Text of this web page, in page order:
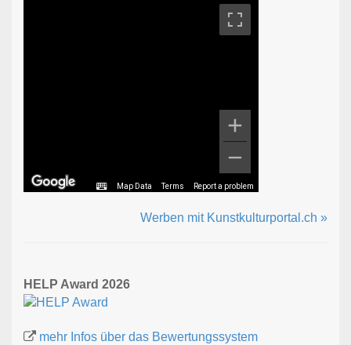
Map Data Terms Report a problem
Werben mit Kunstkulturportal.ch »
HELP Award 2026
mehr Infos über das Bewertungssystem